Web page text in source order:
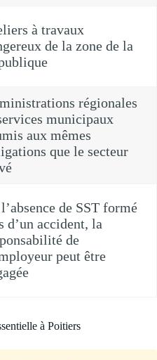
à travaux
de la zone de la
régionales
municipaux
aux mêmes
que le secteur
de SST formé
d’un accident, la
de
peut être
à Poitiers